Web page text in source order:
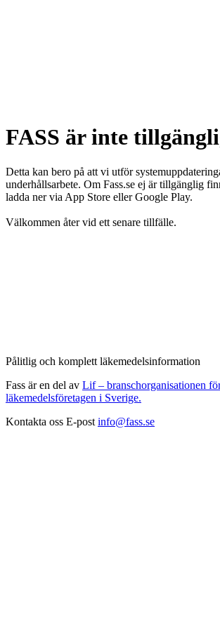
FASS är inte
Detta kan bero på att vi utför
underhållsarbete. Om Fass.se ej är tillgänglig
ladda ner via App Store eller Google Play.
Välkommen åter vid ett senare tillfälle.
Pålitlig och komplett läkemedelsinformation
Fass är en del av Lif – branschorganisationen
läkemedelsföretagen i Sverige.
Kontakta oss E-post info@fass.se